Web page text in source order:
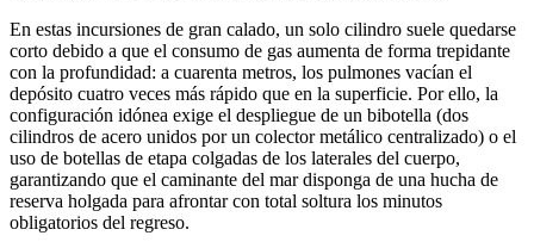
En estas incursiones de gran calado, un solo cilindro suele quedarse
corto debido a que el consumo de gas aumenta de forma trepidante
con la profundidad: a cuarenta metros, los pulmones vacían el
depósito cuatro veces más rápido que en la superficie. Por ello, la
configuración idónea exige el despliegue de un bibotella (dos
cilindros de acero unidos por un colector metálico centralizado) o el
uso de botellas de etapa colgadas de los laterales del cuerpo,
garantizando que el caminante del mar disponga de una hucha de
reserva holgada para afrontar con total soltura los minutos
obligatorios del regreso.